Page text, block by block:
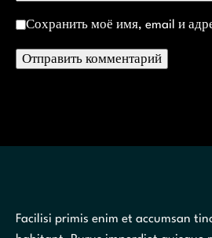
Сохранить моё имя, email и
Facilisi primis enim et accumsan